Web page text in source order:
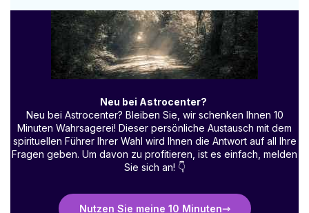
Neu bei Astrocenter?
Neu bei Astrocenter? Bleiben Sie, wir schenken Ihnen 10
Minuten Wahrsagerei! Dieser persönliche Austausch mit dem
spirituellen Führer Ihrer Wahl wird Ihnen die Antwort auf all Ihre
Fragen geben. Um davon zu profitieren, ist es einfach, melden
Sie sich an! 👇
Nutzen Sie meine 10 Minuten